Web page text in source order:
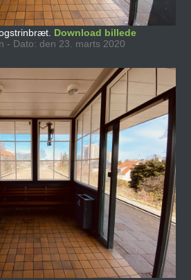
Download billede
- Dato: den 23. marts 2020